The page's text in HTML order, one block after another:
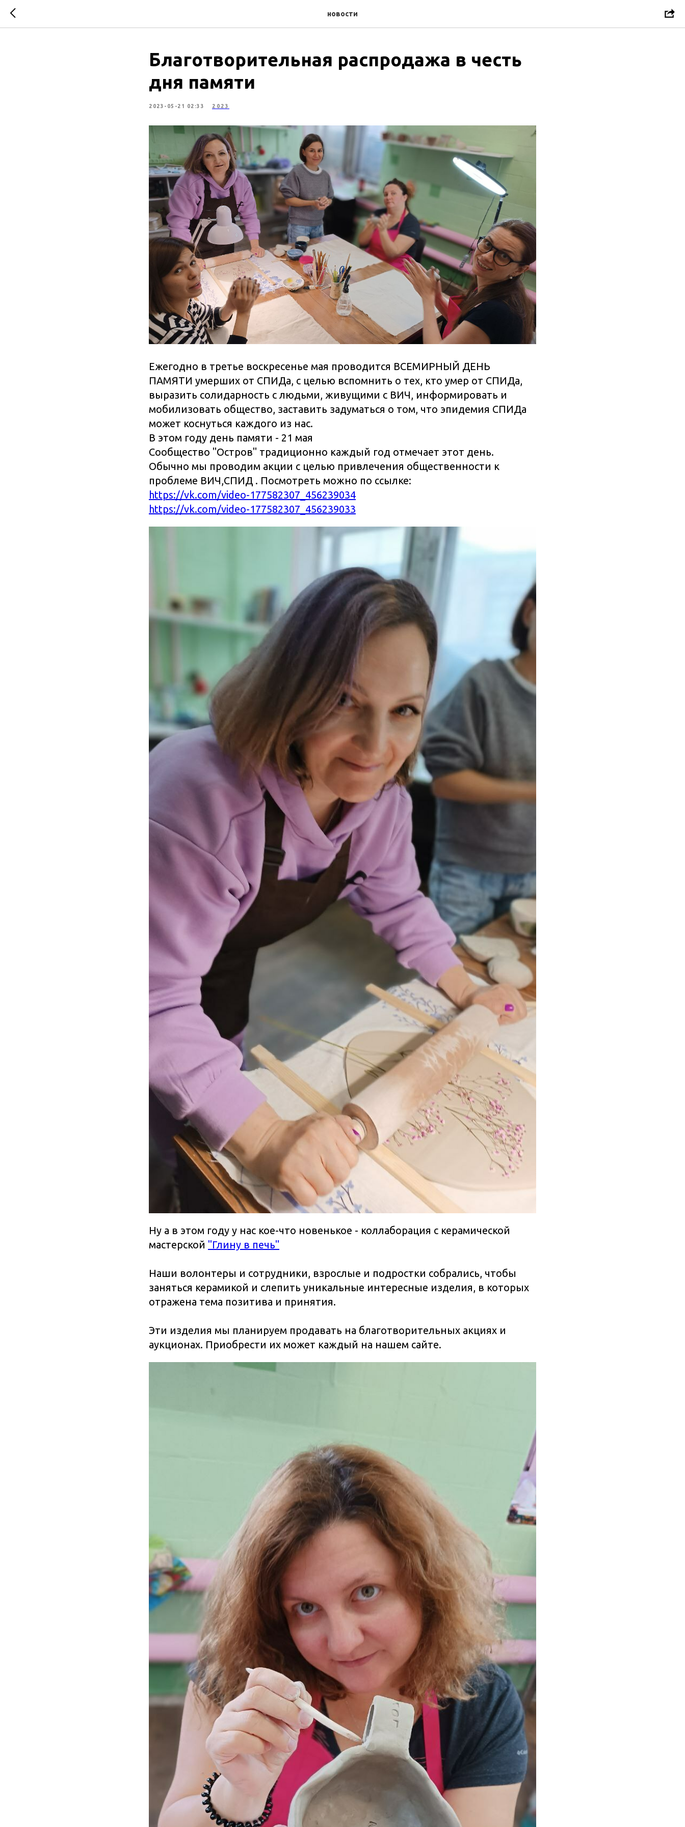
новости
Благотворительная распродажа в честь
дня памяти
2023-05-21 02:33 2023
Ежегодно в третье воскресенье мая проводится ВСЕМИРНЫЙ ДЕНЬ
ПАМЯТИ умерших от СПИДа, с целью вспомнить о тех, кто умер от СПИДа,
выразить солидарность с людьми, живущими с ВИЧ, информировать и
мобилизовать общество, заставить задуматься о том, что эпидемия СПИДа
может коснуться каждого из нас.
В этом году день памяти - 21 мая
Сообщество "Остров" традиционно каждый год отмечает этот день.
Обычно мы проводим акции с целью привлечения общественности к
проблеме ВИЧ,СПИД . Посмотреть можно по ссылке:
https://vk.com/video-177582307_456239034
https://vk.com/video-177582307_456239033
Ну а в этом году у нас кое-что новенькое - коллаборация с керамической
мастерской "Глину в печь"
Наши волонтеры и сотрудники, взрослые и подростки собрались, чтобы
заняться керамикой и слепить уникальные интересные изделия, в которых
отражена тема позитива и принятия.
Эти изделия мы планируем продавать на благотворительных акциях и
аукционах. Приобрести их может каждый на нашем сайте.